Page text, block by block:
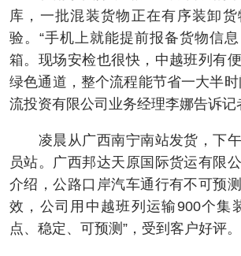
库，一批混装货物正在有序装卸
验。“手机上就能提前报备货物信
箱。现场安检也很快，中越班列有
绿色通道，整个流程能节省一大半时
流投资有限公司业务经理李娜告诉记
凌晨从广西南宁南站发货，下午
员站。广西邦达天原国际货运有限
介绍，公路口岸汽车通行有不可预
效，公司用中越班列运输900个集
点、稳定、可预测”，受到客户好评。